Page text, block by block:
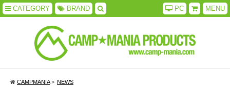
CATEGORY BRAND MENU
PC
CAMPMANIA> NEWS